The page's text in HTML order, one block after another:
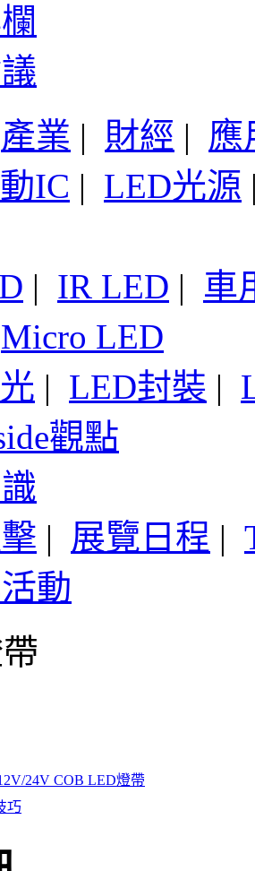
產業 | 財經 | 應
IC | LED光源
| IR LED | 車
Micro LED
| LED封裝 |
觀點
| 展覽日程 |
動
24V COB LED燈帶
巧